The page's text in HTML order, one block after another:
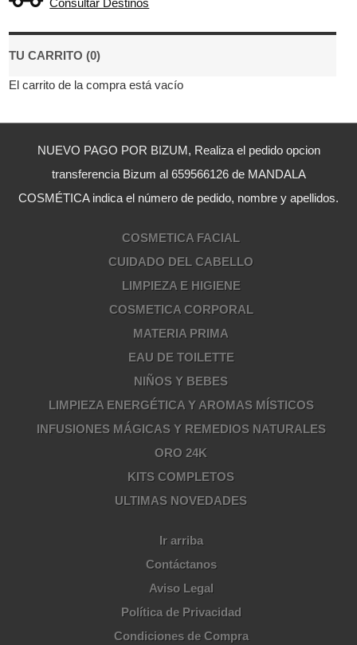
Consultar Destinos
TU CARRITO (0)
El carrito de la compra está vacío
NUEVO PAGO POR BIZUM, Realiza el pedido opcion
transferencia Bizum al 659566126 de MANDALA
COSMÉTICA indica el número de pedido, nombre y apellidos.
COSMETICA FACIAL
CUIDADO DEL CABELLO
LIMPIEZA E HIGIENE
COSMETICA CORPORAL
MATERIA PRIMA
EAU DE TOILETTE
NIÑOS Y BEBES
LIMPIEZA ENERGÉTICA Y AROMAS MÍSTICOS
INFUSIONES MÁGICAS Y REMEDIOS NATURALES
ORO 24K
KITS COMPLETOS
ULTIMAS NOVEDADES
Ir arriba
Contáctanos
Aviso Legal
Política de Privacidad
Condiciones de Compra